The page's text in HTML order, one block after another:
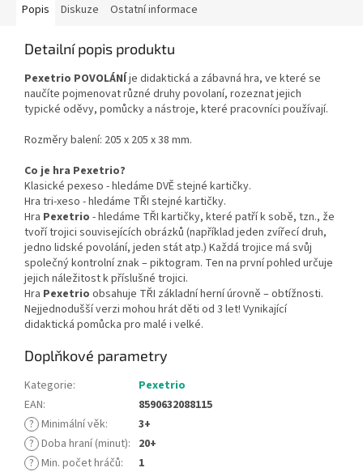
Popis Diskuze Ostatní informace
Detailní popis produktu
Pexetrio POVOLÁNÍje didaktická a zábavná hra, ve které se
naučíte pojmenovat různé druhy povolaní, rozeznat jejich
typické oděvy, pomůcky a nástroje, které pracovníci používají.
Rozměry balení: 205 x 205 x 38 mm.
Co je hra Pexetrio?
Klasické pexeso - hledáme DVĚ stejné kartičky.
Hra tri-xeso - hledáme TŘI stejné kartičky.
Hra Pexetrio - hledáme TŘI kartičky, které patří k sobě, tzn., že
tvoří trojici souvisejících obrázků (například jeden zvířecí druh,
jedno lidské povolání, jeden stát atp.) Každá trojice má svůj
společný kontrolní znak – piktogram. Ten na první pohled určuje
jejich náležitost k příslušné trojici.
Hra Pexetrio obsahuje TŘI základní herní úrovně – obtížnosti.
Nejjednodušší verzi mohou hrát děti od 3 let! Vynikající
didaktická pomůcka pro malé i velké.
Doplňkové parametry
Kategorie:
Pexetrio
EAN:
8590632088115
? Minimální věk:
3+
? Doba hraní (minut): 20+
? Min. počet hráčů:
1